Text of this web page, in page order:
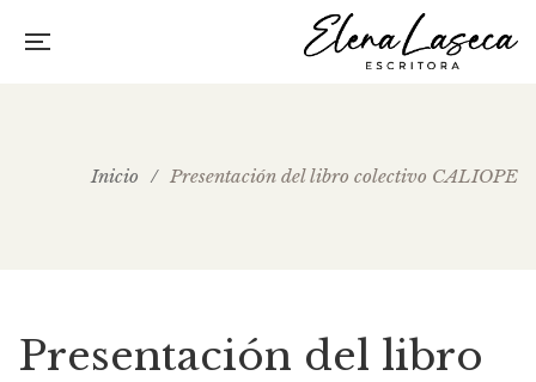
Inicio / Presentación del libro colectivo CALIOPE
Presentación del libro